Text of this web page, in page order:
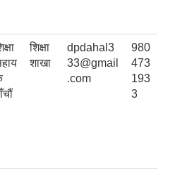
शिक्षा
शाखा
dpdahal3
33@gmail
.com
980
473
193
3